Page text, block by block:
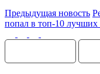
Предыдущая новость
попал в топ-10